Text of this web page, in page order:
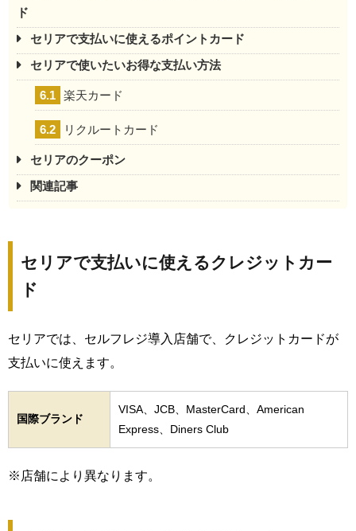
ド
セリアで支払いに使えるポイントカード
セリアで使いたいお得な支払い方法
6.1 楽天カード
6.2 リクルートカード
セリアのクーポン
関連記事
セリアで支払いに使えるクレジットカー
ド
セリアでは、セルフレジ導入店舗で、クレジットカードが
支払いに使えます。
国際ブランド
VISA、JCB、MasterCard、American
Express、Diners Club
※店舗により異なります。